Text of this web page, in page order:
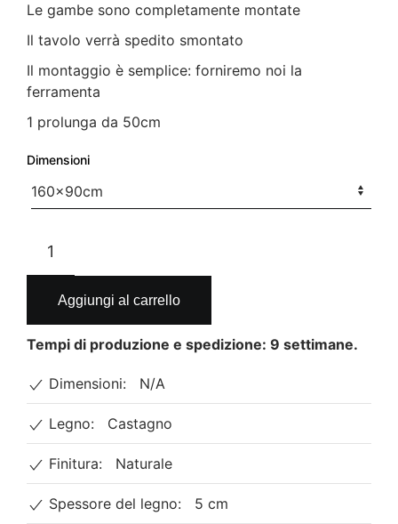
Le gambe sono completamente montate
Il tavolo verrà spedito smontato
Il montaggio è semplice: forniremo noi la
ferramenta
1 prolunga da 50cm
Dimensioni
allungabile
in
legno
massello
con
lineari
e
gamba
Stella
Aggiungi al carrello
Tempi di produzione e spedizione: 9 settimane.
Dimensioni: N/A
Legno: Castagno
Finitura: Naturale
Spessore del legno: 5 cm